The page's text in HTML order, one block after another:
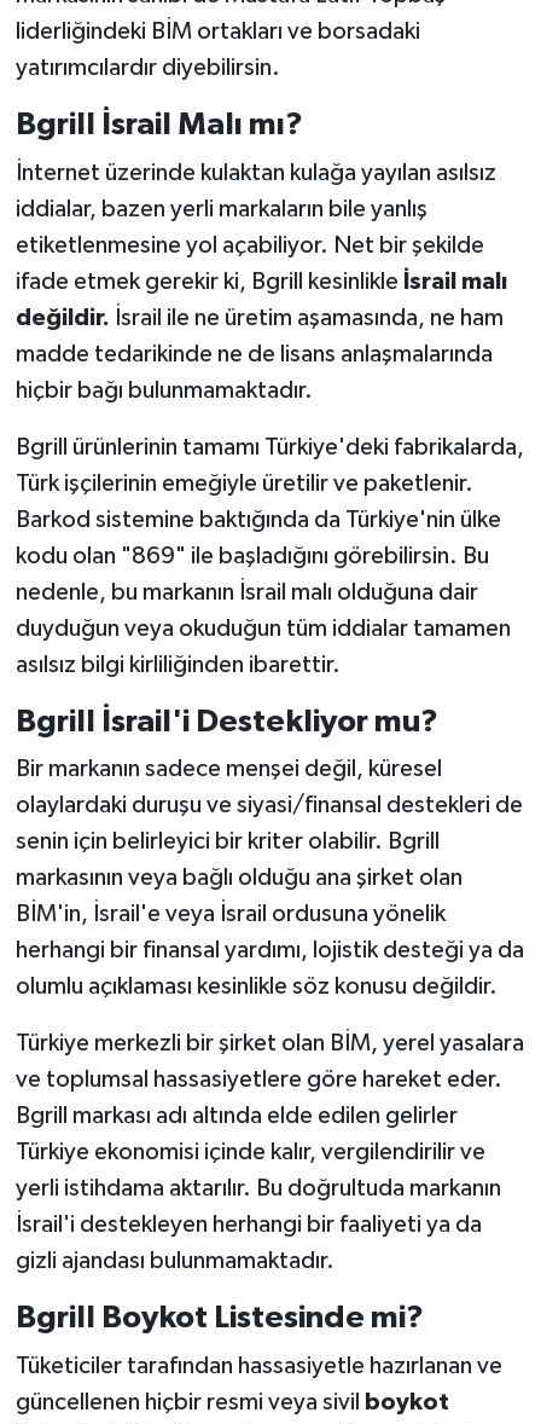
liderliğindeki BİM ortakları ve borsadaki
yatırımcılardır diyebilirsin.
Bgrill İsrail Malı mı?
İnternet üzerinde kulaktan kulağa yayılan asılsız
iddialar, bazen yerli markaların bile yanlış
etiketlenmesine yol açabiliyor. Net bir şekilde
ifade etmek gerekir ki, Bgrill kesinlikle İsrail malı
değildir. İsrail ile ne üretim aşamasında, ne ham
madde tedarikinde ne de lisans anlaşmalarında
hiçbir bağı bulunmamaktadır.
Bgrill ürünlerinin tamamı Türkiye'deki fabrikalarda,
Türk işçilerinin emeğiyle üretilir ve paketlenir.
Barkod sistemine baktığında da Türkiye'nin ülke
kodu olan "869" ile başladığını görebilirsin. Bu
nedenle, bu markanın İsrail malı olduğuna dair
duyduğun veya okuduğun tüm iddialar tamamen
asılsız bilgi kirliliğinden ibarettir.
Bgrill İsrail'i Destekliyor mu?
Bir markanın sadece menşei değil, küresel
olaylardaki duruşu ve siyasi/finansal destekleri de
senin için belirleyici bir kriter olabilir. Bgrill
markasının veya bağlı olduğu ana şirket olan
BİM'in, İsrail'e veya İsrail ordusuna yönelik
herhangi bir finansal yardımı, lojistik desteği ya da
olumlu açıklaması kesinlikle söz konusu değildir.
Türkiye merkezli bir şirket olan BİM, yerel yasalara
ve toplumsal hassasiyetlere göre hareket eder.
Bgrill markası adı altında elde edilen gelirler
Türkiye ekonomisi içinde kalır, vergilendirilir ve
yerli istihdama aktarılır. Bu doğrultuda markanın
İsrail'i destekleyen herhangi bir faaliyeti ya da
gizli ajandası bulunmamaktadır.
Bgrill Boykot Listesinde mi?
Tüketiciler tarafından hassasiyetle hazırlanan ve
güncellenen hiçbir resmi veya sivil
boykot